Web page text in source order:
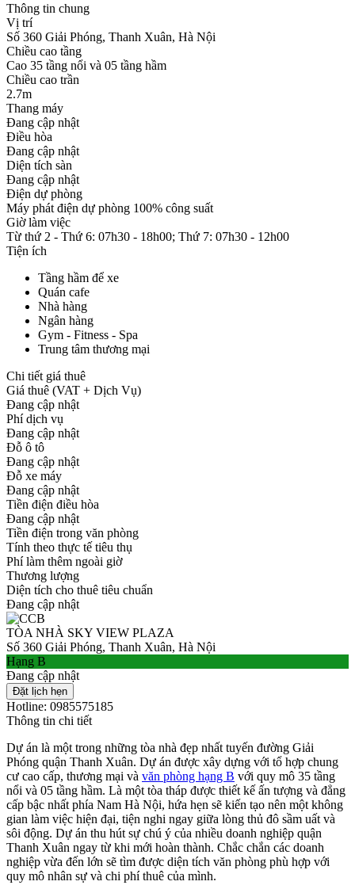
Thông tin chung
Vị trí
Số 360 Giải Phóng, Thanh Xuân, Hà Nội
Chiều cao tầng
Cao 35 tầng nổi và 05 tầng hầm
Chiều cao trần
2.7m
Thang máy
Đang cập nhật
Điều hòa
Đang cập nhật
Diện tích sàn
Đang cập nhật
Điện dự phòng
Máy phát điện dự phòng 100% công suất
Giờ làm việc
Từ thứ 2 - Thứ 6: 07h30 - 18h00; Thứ 7: 07h30 - 12h00
Tiện ích
Tầng hầm để xe
Quán cafe
Nhà hàng
Ngân hàng
Gym - Fitness - Spa
Trung tâm thương mại
Chi tiết giá thuê
Giá thuê (VAT + Dịch Vụ)
Đang cập nhật
Phí dịch vụ
Đang cập nhật
Đỗ ô tô
Đang cập nhật
Đỗ xe máy
Đang cập nhật
Tiền điện điều hòa
Đang cập nhật
Tiền điện trong văn phòng
Tính theo thực tế tiêu thụ
Phí làm thêm ngoài giờ
Thương lượng
Diện tích cho thuê tiêu chuẩn
Đang cập nhật
TÒA NHÀ SKY VIEW PLAZA
Số 360 Giải Phóng, Thanh Xuân, Hà Nội
Hạng B
Đang cập nhật
Đặt lịch hẹn
Hotline: 0985575185
Thông tin chi tiết
Dự án là một trong những tòa nhà đẹp nhất tuyến đường Giải
Phóng quận Thanh Xuân. Dự án được xây dựng với tổ hợp chung
cư cao cấp, thương mại và văn phòng hạng B với quy mô 35 tầng
nổi và 05 tầng hầm. Là một tòa tháp được thiết kế ấn tượng và đẳng
cấp bậc nhất phía Nam Hà Nội, hứa hẹn sẽ kiến tạo nên một không
gian làm việc hiện đại, tiện nghi ngay giữa lòng thủ đô sầm uất và
sôi động. Dự án thu hút sự chú ý của nhiều doanh nghiệp quận
Thanh Xuân ngay từ khi mới hoàn thành. Chắc chắn các doanh
nghiệp vừa đến lớn sẽ tìm được diện tích văn phòng phù hợp với
quy mô nhân sự và chi phí thuê của mình.